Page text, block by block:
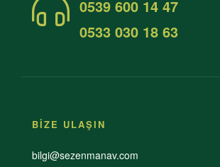
0539 600 14 47
0533 030 18 63
BİZE ULAŞIN
bilgi@sezenmanav.com